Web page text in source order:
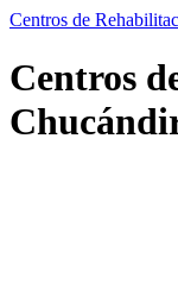
Centros de
Centros